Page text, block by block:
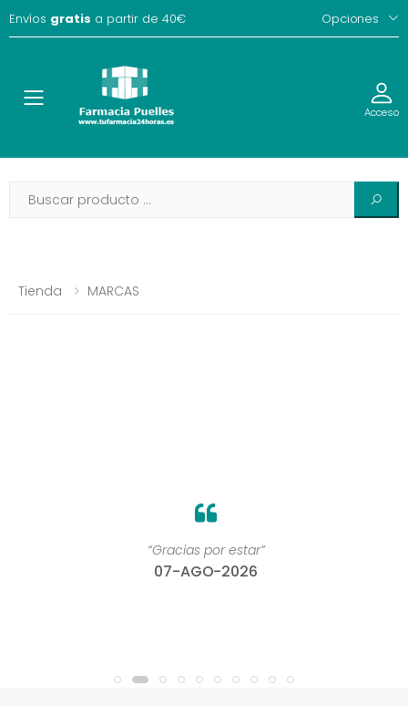
Envíos gratis a partir de 40€ Opciones
Toggle Acceso
Tienda MARCAS
“Gracias por estar”
07-AGO-2026